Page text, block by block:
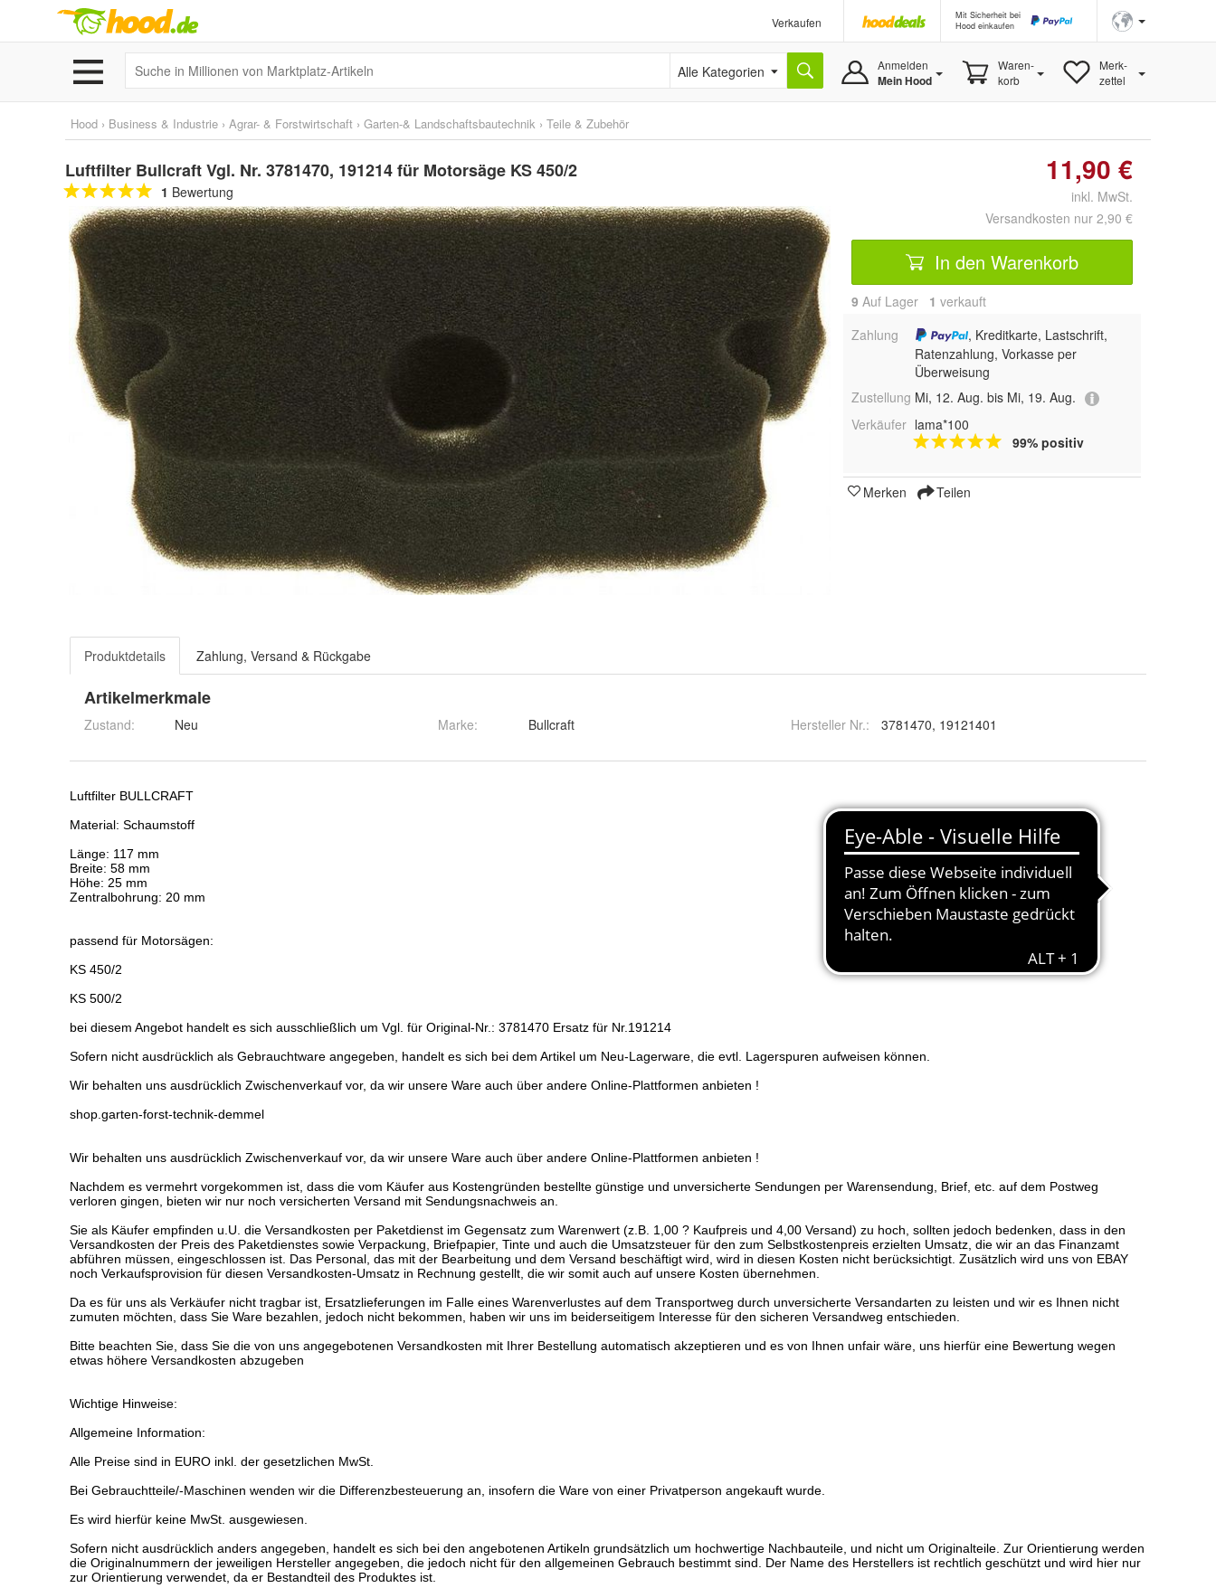
Verkaufen
Mit Sicherheit bei
Hood einkaufen
Alle Kategorien Anmelden
Mein Hood
Waren-
korb
Merk-
zettel
Hood › Business & Industrie › Agrar- & Forstwirtschaft › Garten-& Landschaftsbautechnik › Teile & Zubehör
Luftfilter Bullcraft Vgl. Nr. 3781470, 191214 für Motorsäge KS 450/2
1 Bewertung
11,90 €
inkl. MwSt.
Versandkosten nur 2,90 €
In den Warenkorb
9 Auf Lager 1 verkauft
Zahlung
, Kreditkarte, Lastschrift,
Ratenzahlung, Vorkasse per
Überweisung
Zustellung Mi, 12. Aug. bis Mi, 19. Aug.
Verkäufer lama*100
99% positiv
Merken Teilen
Produktdetails Zahlung, Versand & Rückgabe
Artikelmerkmale
Zustand: Neu Marke: Bullcraft Hersteller Nr.: 3781470, 19121401